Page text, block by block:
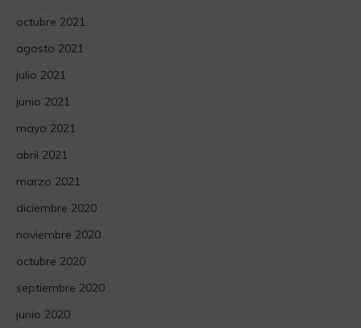
octubre 2021
agosto 2021
julio 2021
junio 2021
mayo 2021
abril 2021
marzo 2021
diciembre 2020
noviembre 2020
octubre 2020
septiembre 2020
junio 2020